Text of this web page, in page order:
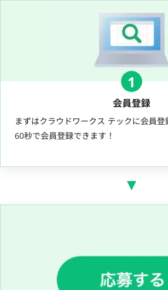
1
会員登録
まずはクラウドワークス テックに会員登
60秒で会員登録できます！